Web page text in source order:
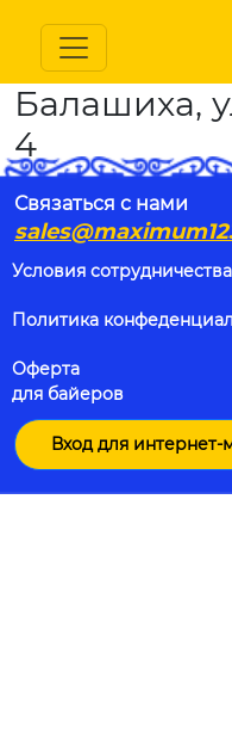
Балашиха,
4
Связаться с нами
Условия сотрудничества
Политика
Оферта
для байеров
Вход для интернет-